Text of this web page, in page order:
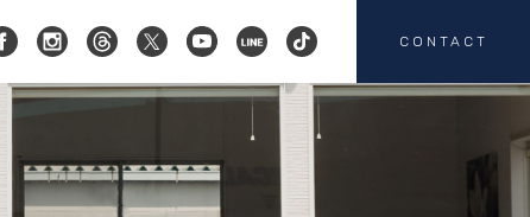
会社概要
カスタマイズ
CONTACT
コクスン横浜
045-719-9357